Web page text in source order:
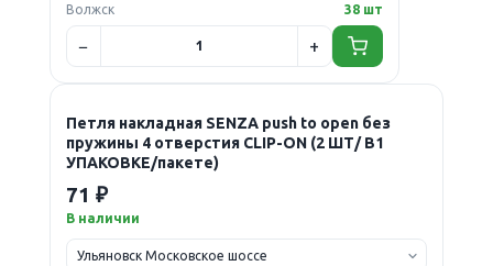
Волжск
38 шт
Петля накладная SENZA push to open без
пружины 4 отверстия CLIP-ON (2 ШТ/ В1
УПАКОВКЕ/пакете)
71 ₽
В наличии